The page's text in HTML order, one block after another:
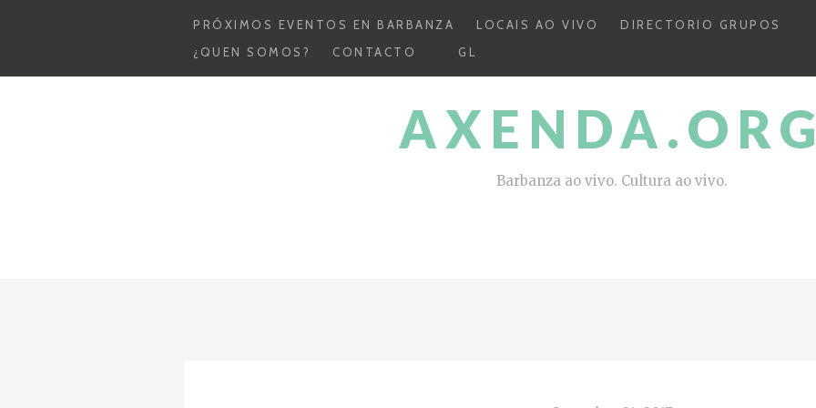
PRÓXIMOS EVENTOS EN BARBANZA LOCAIS AO VIVO
DIRECTORIO GRUPOS
¿QUEN SOMOS?
CONTACTO GL
AXENDA.ORG
Barbanza ao vivo. Cultura ao vivo.